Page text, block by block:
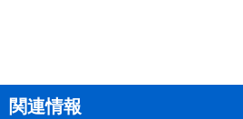
関連情報